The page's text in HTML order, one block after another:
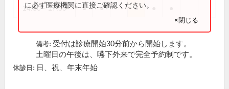
14:30～17:30 ● ● ●
に必ず医療機関に直接ご確認ください。
×閉じる
備考: 受付は診療開始30分前から開始します。
土曜日の午後は、嚥下外来で完全予約制です。
休診日: 日、祝、年末年始